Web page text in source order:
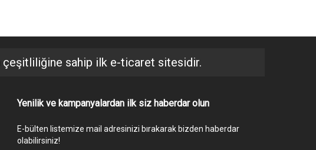
çeşitliliğine sahip ilk e-ticaret sitesidir.
Yenilik ve kampanyalardan ilk siz haberdar olun
E-bülten listemize mail adresinizi bırakarak bizden haberdar
olabilirsiniz!